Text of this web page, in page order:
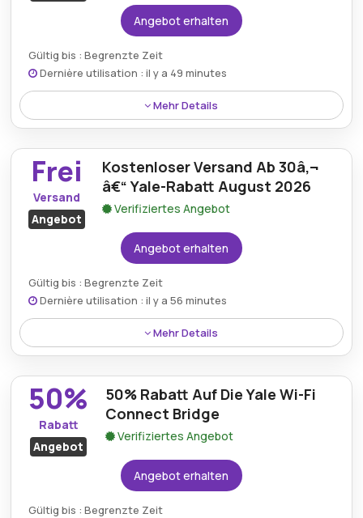
Angebot erhalten
Gültig bis : Begrenzte Zeit
Dernière utilisation : il y a 49 minutes
Mehr Details
Sparen Sie bis zu 65% auf ausgewÃ¤hlte Produkte
aus dem aktuellen Yale Sale, darunter Smart-Home-
und Sicherheitsartikel.
Frei
Versand
Angebot
Kostenloser Versand Ab 30â‚¬
â€“ Yale-Rabatt August 2026
Verifiziertes Angebot
Angebot erhalten
Gültig bis : Begrenzte Zeit
Dernière utilisation : il y a 56 minutes
Mehr Details
Versandkostenfrei fÃ¼r alle qualifizierten
Bestellungen Ã¼ber 30â‚¬, die im August 2026
Ã¼ber Yale aufgegeben werden.
50%
Rabatt
Angebot
50% Rabatt Auf Die Yale Wi-Fi
Connect Bridge
Verifiziertes Angebot
Angebot erhalten
Gültig bis : Begrenzte Zeit